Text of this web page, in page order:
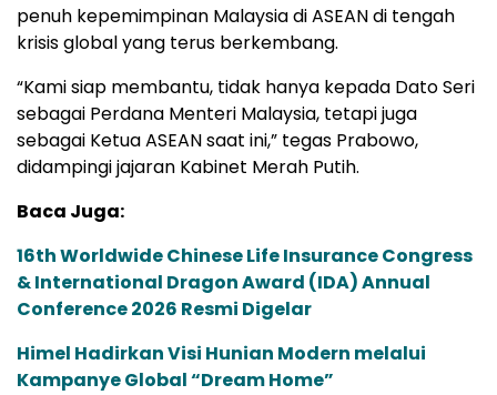
penuh kepemimpinan Malaysia di ASEAN di tengah
krisis global yang terus berkembang.
“Kami siap membantu, tidak hanya kepada Dato Seri
sebagai Perdana Menteri Malaysia, tetapi juga
sebagai Ketua ASEAN saat ini,” tegas Prabowo,
didampingi jajaran Kabinet Merah Putih.
Baca Juga:
16th Worldwide Chinese Life Insurance Congress
& International Dragon Award (IDA) Annual
Conference 2026 Resmi Digelar
Himel Hadirkan Visi Hunian Modern melalui
Kampanye Global “Dream Home”